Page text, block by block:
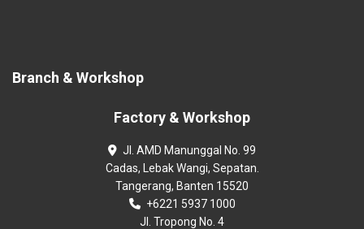
Branch & Workshop
Factory & Workshop
Jl. AMD Manunggal No. 99
Cadas, Lebak Wangi, Sepatan.
Tangerang, Banten 15520
+6221 5937 1000
Jl. Tropong No. 4